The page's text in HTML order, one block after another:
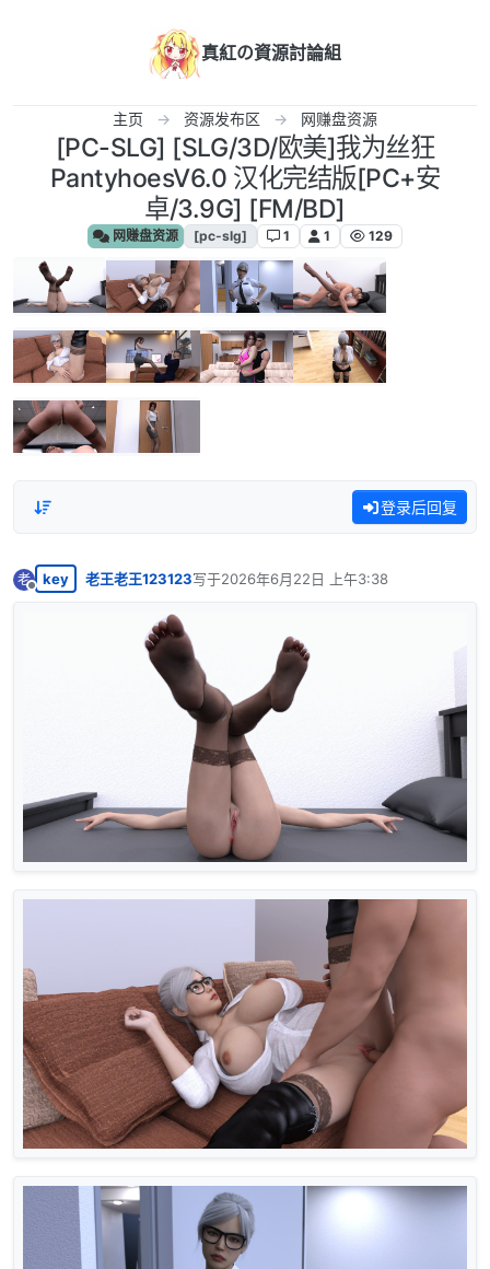
真紅の資源討論組
主页 资源发布区 网赚盘资源
[PC-SLG] [SLG/3D/欧美]我为丝狂
PantyhoesV6.0 汉化完结版[PC+安
卓/3.9G] [FM/BD]
网赚盘资源 [pc-slg] 1 1 129
登录后回复
老
离线
key 老王老王123123写于2026年6月22日 上午3:38
最后由 编辑